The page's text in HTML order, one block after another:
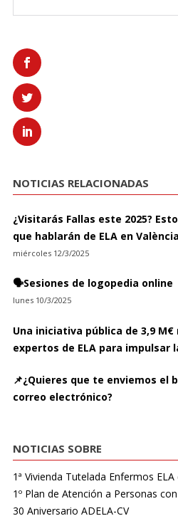
NOTICIAS RELACIONADAS
¿Visitarás Fallas este 2025?
que hablarán de ELA en València
miércoles 12/3/2025
🗣️Sesiones de logopedia online
lunes 10/3/2025
Una iniciativa pública de 3,9
expertos de ELA para impulsar
📌¿Quieres que te enviemos el
correo electrónico?
NOTICIAS SOBRE
1ª Vivienda Tutelada Enfermos ELA
1º Plan de Atención a Personas
30 Aniversario ADELA-CV